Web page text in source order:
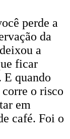
perde a
da
a
ficar
E quando
corre o risco
em
café. Foi o